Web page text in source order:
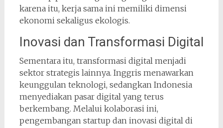
karena itu, kerja sama ini memiliki dimensi
ekonomi sekaligus ekologis.
Inovasi dan Transformasi Digital
Sementara itu, transformasi digital menjadi
sektor strategis lainnya. Inggris menawarkan
keunggulan teknologi, sedangkan Indonesia
menyediakan pasar digital yang terus
berkembang. Melalui kolaborasi ini,
pengembangan startup dan inovasi digital di